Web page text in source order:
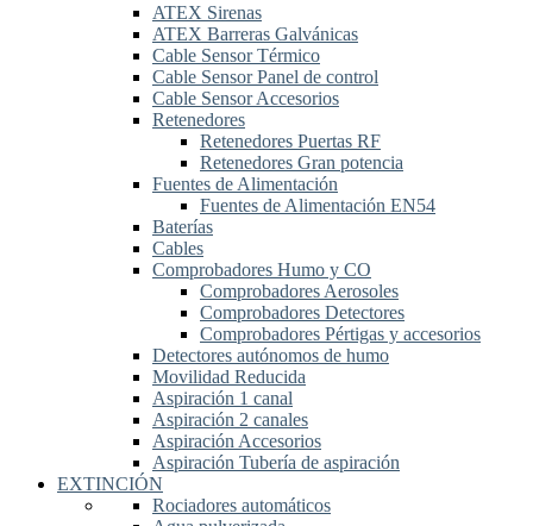
ATEX Sirenas
ATEX Barreras Galvánicas
Cable Sensor Térmico
Cable Sensor Panel de control
Cable Sensor Accesorios
Retenedores
Retenedores Puertas RF
Retenedores Gran potencia
Fuentes de Alimentación
Fuentes de Alimentación EN54
Baterías
Cables
Comprobadores Humo y CO
Comprobadores Aerosoles
Comprobadores Detectores
Comprobadores Pértigas y accesorios
Detectores autónomos de humo
Movilidad Reducida
Aspiración 1 canal
Aspiración 2 canales
Aspiración Accesorios
Aspiración Tubería de aspiración
EXTINCIÓN
Rociadores automáticos